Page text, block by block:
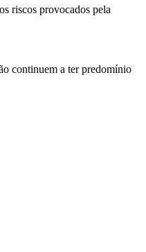
riscos provocados pela
continuem a ter predomínio